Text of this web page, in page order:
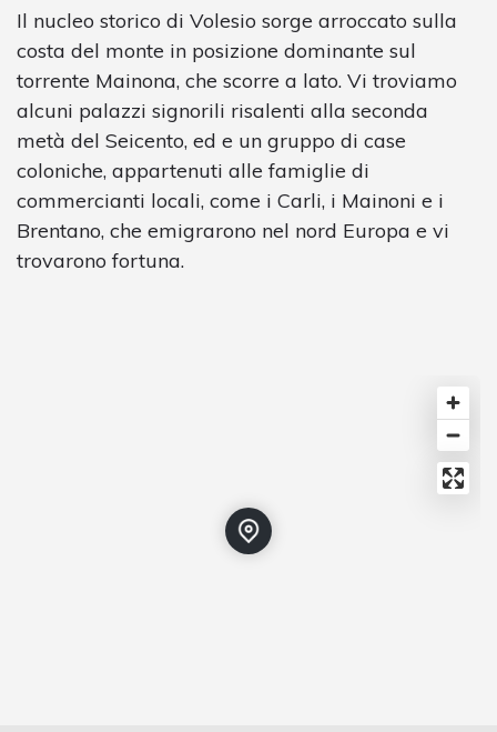
Il nucleo storico di Volesio sorge arroccato sulla
costa del monte in posizione dominante sul
torrente Mainona, che scorre a lato. Vi troviamo
alcuni palazzi signorili risalenti alla seconda
metà del Seicento, ed e un gruppo di case
coloniche, appartenuti alle famiglie di
commercianti locali, come i Carli, i Mainoni e i
Brentano, che emigrarono nel nord Europa e vi
trovarono fortuna.